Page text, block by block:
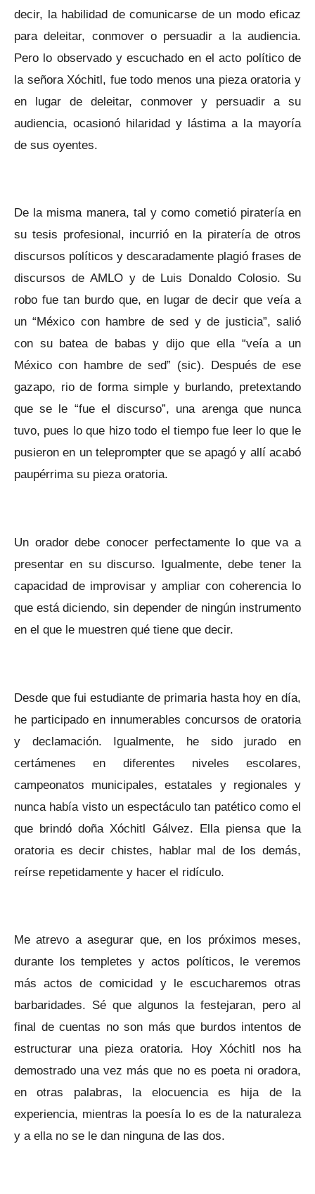
decir, la habilidad de comunicarse de un modo eficaz
para deleitar, conmover o persuadir a la audiencia.
Pero lo observado y escuchado en el acto político de
la señora Xóchitl, fue todo menos una pieza oratoria y
en lugar de deleitar, conmover y persuadir a su
audiencia, ocasionó hilaridad y lástima a la mayoría
de sus oyentes.
De la misma manera, tal y como cometió piratería en
su tesis profesional, incurrió en la piratería de otros
discursos políticos y descaradamente plagió frases de
discursos de AMLO y de Luis Donaldo Colosio. Su
robo fue tan burdo que, en lugar de decir que veía a
un “México con hambre de sed y de justicia”, salió
con su batea de babas y dijo que ella “veía a un
México con hambre de sed” (sic). Después de ese
gazapo, rio de forma simple y burlando, pretextando
que se le “fue el discurso”, una arenga que nunca
tuvo, pues lo que hizo todo el tiempo fue leer lo que le
pusieron en un teleprompter que se apagó y allí acabó
paupérrima su pieza oratoria.
Un orador debe conocer perfectamente lo que va a
presentar en su discurso. Igualmente, debe tener la
capacidad de improvisar y ampliar con coherencia lo
que está diciendo, sin depender de ningún instrumento
en el que le muestren qué tiene que decir.
Desde que fui estudiante de primaria hasta hoy en día,
he participado en innumerables concursos de oratoria
y declamación. Igualmente, he sido jurado en
certámenes en diferentes niveles escolares,
campeonatos municipales, estatales y regionales y
nunca había visto un espectáculo tan patético como el
que brindó doña Xóchitl Gálvez. Ella piensa que la
oratoria es decir chistes, hablar mal de los demás,
reírse repetidamente y hacer el ridículo.
Me atrevo a asegurar que, en los próximos meses,
durante los templetes y actos políticos, le veremos
más actos de comicidad y le escucharemos otras
barbaridades. Sé que algunos la festejaran, pero al
final de cuentas no son más que burdos intentos de
estructurar una pieza oratoria. Hoy Xóchitl nos ha
demostrado una vez más que no es poeta ni oradora,
en otras palabras, la elocuencia es hija de la
experiencia, mientras la poesía lo es de la naturaleza
y a ella no se le dan ninguna de las dos.